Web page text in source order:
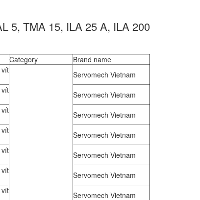
5, TMA 15, ILA 25 A, ILA 200
Category
Brand name
Servomech Vietnam
Servomech Vietnam
Servomech Vietnam
Servomech Vietnam
Servomech Vietnam
Servomech Vietnam
Servomech Vietnam